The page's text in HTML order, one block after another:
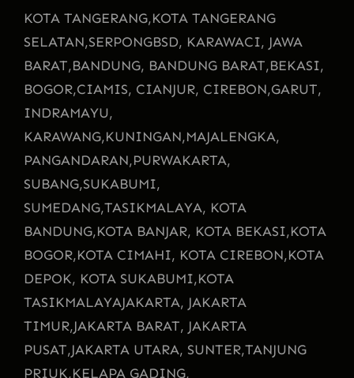
KOTA TANGERANG,KOTA TANGERANG
SELATAN,SERPONGBSD, KARAWACI, JAWA
BARAT,BANDUNG, BANDUNG BARAT,BEKASI,
BOGOR,CIAMIS, CIANJUR, CIREBON,GARUT,
INDRAMAYU,
KARAWANG,KUNINGAN,MAJALENGKA,
PANGANDARAN,PURWAKARTA,
SUBANG,SUKABUMI,
SUMEDANG,TASIKMALAYA, KOTA
BANDUNG,KOTA BANJAR, KOTA BEKASI,KOTA
BOGOR,KOTA CIMAHI, KOTA CIREBON,KOTA
DEPOK, KOTA SUKABUMI,KOTA
TASIKMALAYAJAKARTA, JAKARTA
TIMUR,JAKARTA BARAT, JAKARTA
PUSAT,JAKARTA UTARA, SUNTER,TANJUNG
PRIUK,KELAPA GADING,